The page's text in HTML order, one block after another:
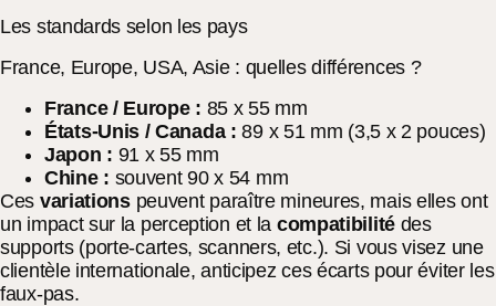
Les standards selon les pays
France, Europe, USA, Asie : quelles différences ?
France / Europe : 85 x 55 mm
États-Unis / Canada : 89 x 51 mm (3,5 x 2 pouces)
Japon : 91 x 55 mm
Chine : souvent 90 x 54 mm
Ces variations peuvent paraître mineures, mais elles ont
un impact sur la perception et la compatibilité des
supports (porte-cartes, scanners, etc.). Si vous visez une
clientèle internationale, anticipez ces écarts pour éviter les
faux-pas.